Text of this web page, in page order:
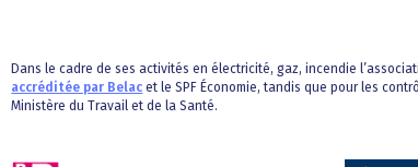
Dans le cadre de ses activités en électricité, gaz, incendie
accréditée par Belac et le SPF Économie, tandis que pour les
Ministère du Travail et de la Santé.